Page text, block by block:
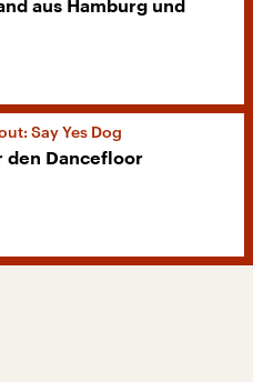
aus Hamburg und
Say Yes Dog
den Dancefloor